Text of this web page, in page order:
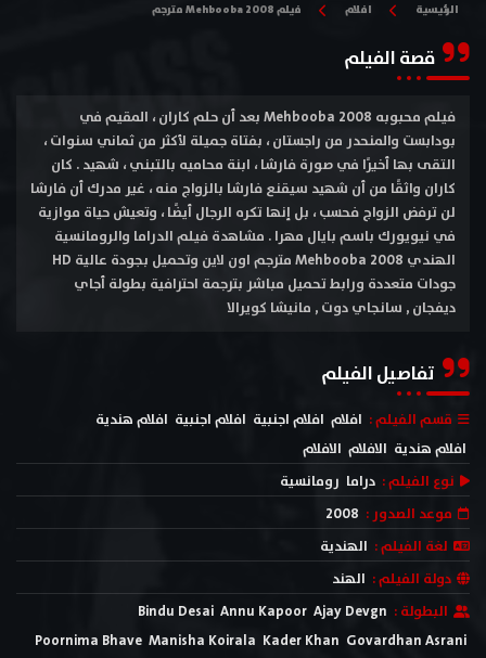
الرئيسية افلام فيلم Mehbooba 2008 مترجم
قصة الفيلم
فيلم محبوبه Mehbooba 2008 بعد أن حلم كاران ، المقيم في
بودابست والمنحدر من راجستان ، بفتاة جميلة لأكثر من ثماني سنوات ،
التقى بها أخيرًا في صورة فارشا ، ابنة محاميه بالتبني ، شهيد . كان
كاران واثقًا من أن شهيد سيقنع فارشا بالزواج منه ، غير مدرك أن فارشا
لن ترفض الزواج فحسب ، بل إنها تكره الرجال أيضًا ، وتعيش حياة موازية
في نيويورك باسم بايال مهرا . مشاهدة فيلم الدراما والرومانسية
الهندي Mehbooba 2008 مترجم اون لاين وتحميل بجودة عالية HD
جودات متعددة ورابط تحميل مباشر بترجمة احترافية بطولة أجاي
ديفجان , سانجاي دوت , مانيشا كويرالا
تفاصيل الفيلم
قسم الفيلم : افلام افلام اجنبية افلام اجنبية افلام هندية
افلام هندية الافلام الافلام
نوع الفيلم : دراما رومانسية
موعد الصدور : 2008
لغة الفيلم : الهندية
دولة الفيلم : الهند
البطولة : Ajay Devgn
Annu Kapoor
Bindu Desai
Govardhan Asrani
Kader Khan
Manisha Koirala
Poornima Bhave